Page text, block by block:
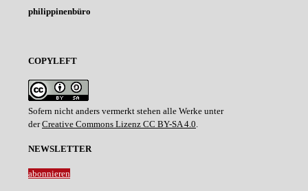
philippinenbüro
COPYLEFT
Sofern nicht anders vermerkt stehen alle Werke unter
derCreative Commons Lizenz CC BY-SA 4.0
NEWSLETTER
abonnieren